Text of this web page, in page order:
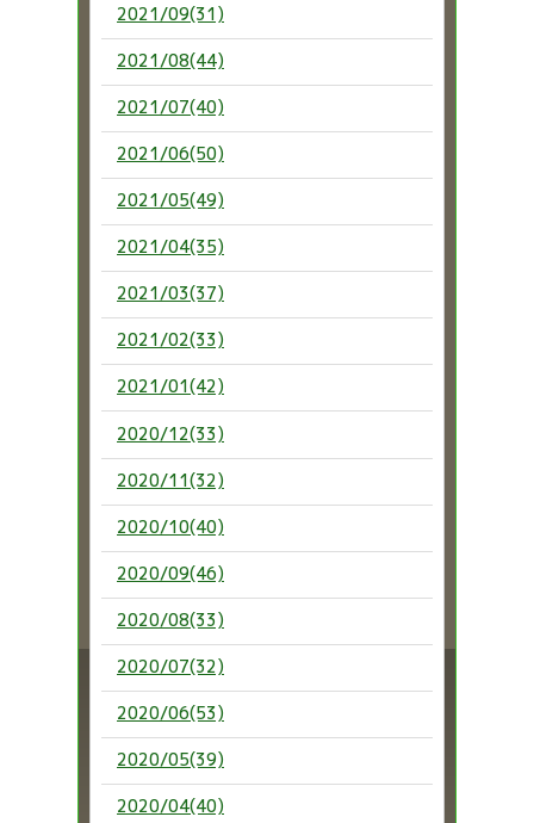
2021/09(31)
2021/08(44)
2021/07(40)
2021/06(50)
2021/05(49)
2021/04(35)
2021/03(37)
2021/02(33)
2021/01(42)
2020/12(33)
2020/11(32)
2020/10(40)
2020/09(46)
2020/08(33)
2020/07(32)
2020/06(53)
2020/05(39)
2020/04(40)